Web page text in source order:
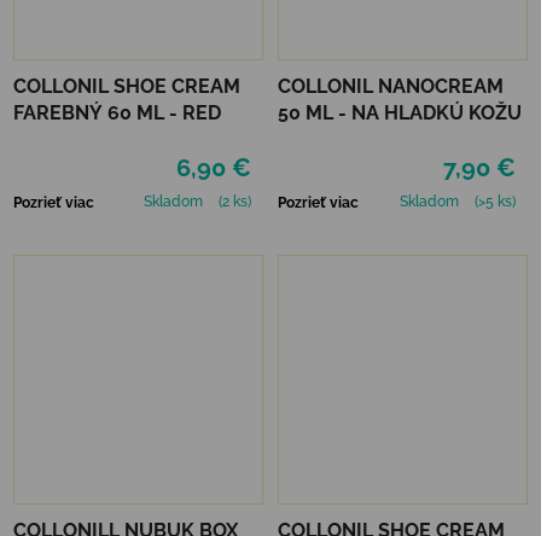
COLLONIL SHOE CREAM
FAREBNÝ 60 ML - RED
6,90 €
Pozrieť viac Skladom (2 ks)
COLLONIL NANOCREAM
50 ML - NA HLADKÚ KOŽU
7,90 €
Pozrieť viac Skladom (>5 ks)
COLLONILL NUBUK BOX
COLLONIL SHOE CREAM